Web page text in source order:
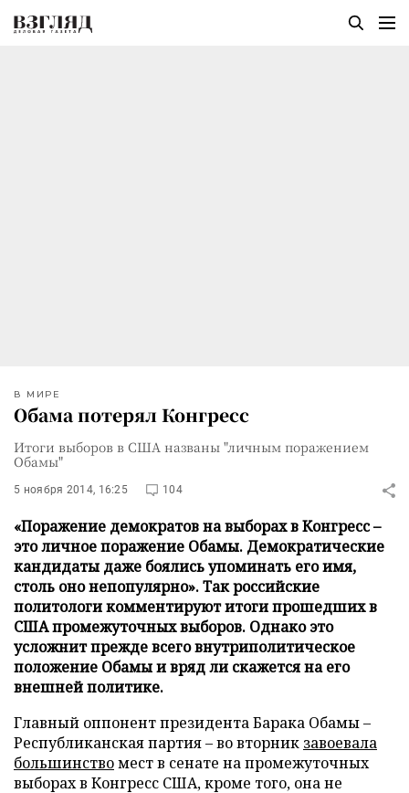
В МИРЕ
Обама потерял Конгресс
Итоги выборов в США названы "личным поражением
Обамы"
5 ноября 2014, 16:25 104
«Поражение демократов на выборах в Конгресс –
это личное поражение Обамы. Демократические
кандидаты даже боялись упоминать его имя,
столь оно непопулярно». Так российские
политологи комментируют итоги прошедших в
США промежуточных выборов. Однако это
усложнит прежде всего внутриполитическое
положение Обамы и вряд ли скажется на его
внешней политике.
Главный оппонент президента Барака Обамы –
Республиканская партия – во вторник завоевала
большинствомест в сенате на промежуточных
выборах в Конгресс США, кроме того, она не